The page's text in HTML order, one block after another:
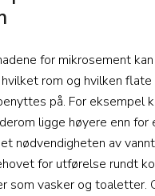
for mikrosement
rom og hvilken flate
på. For eksempel
ligge høyere enn for
nødvendigheten av
for utførelse rundt
som vasker og toaletter.